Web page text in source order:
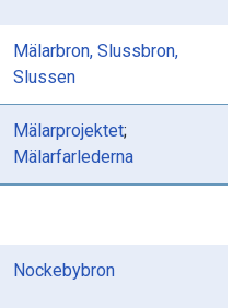
Mälarbron, Slussbron,
Slussen
Mälarprojektet;
Mälarfarlederna
Nockebybron